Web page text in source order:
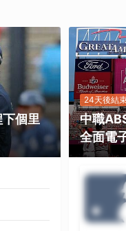
個里
24天後結
中職
全面電